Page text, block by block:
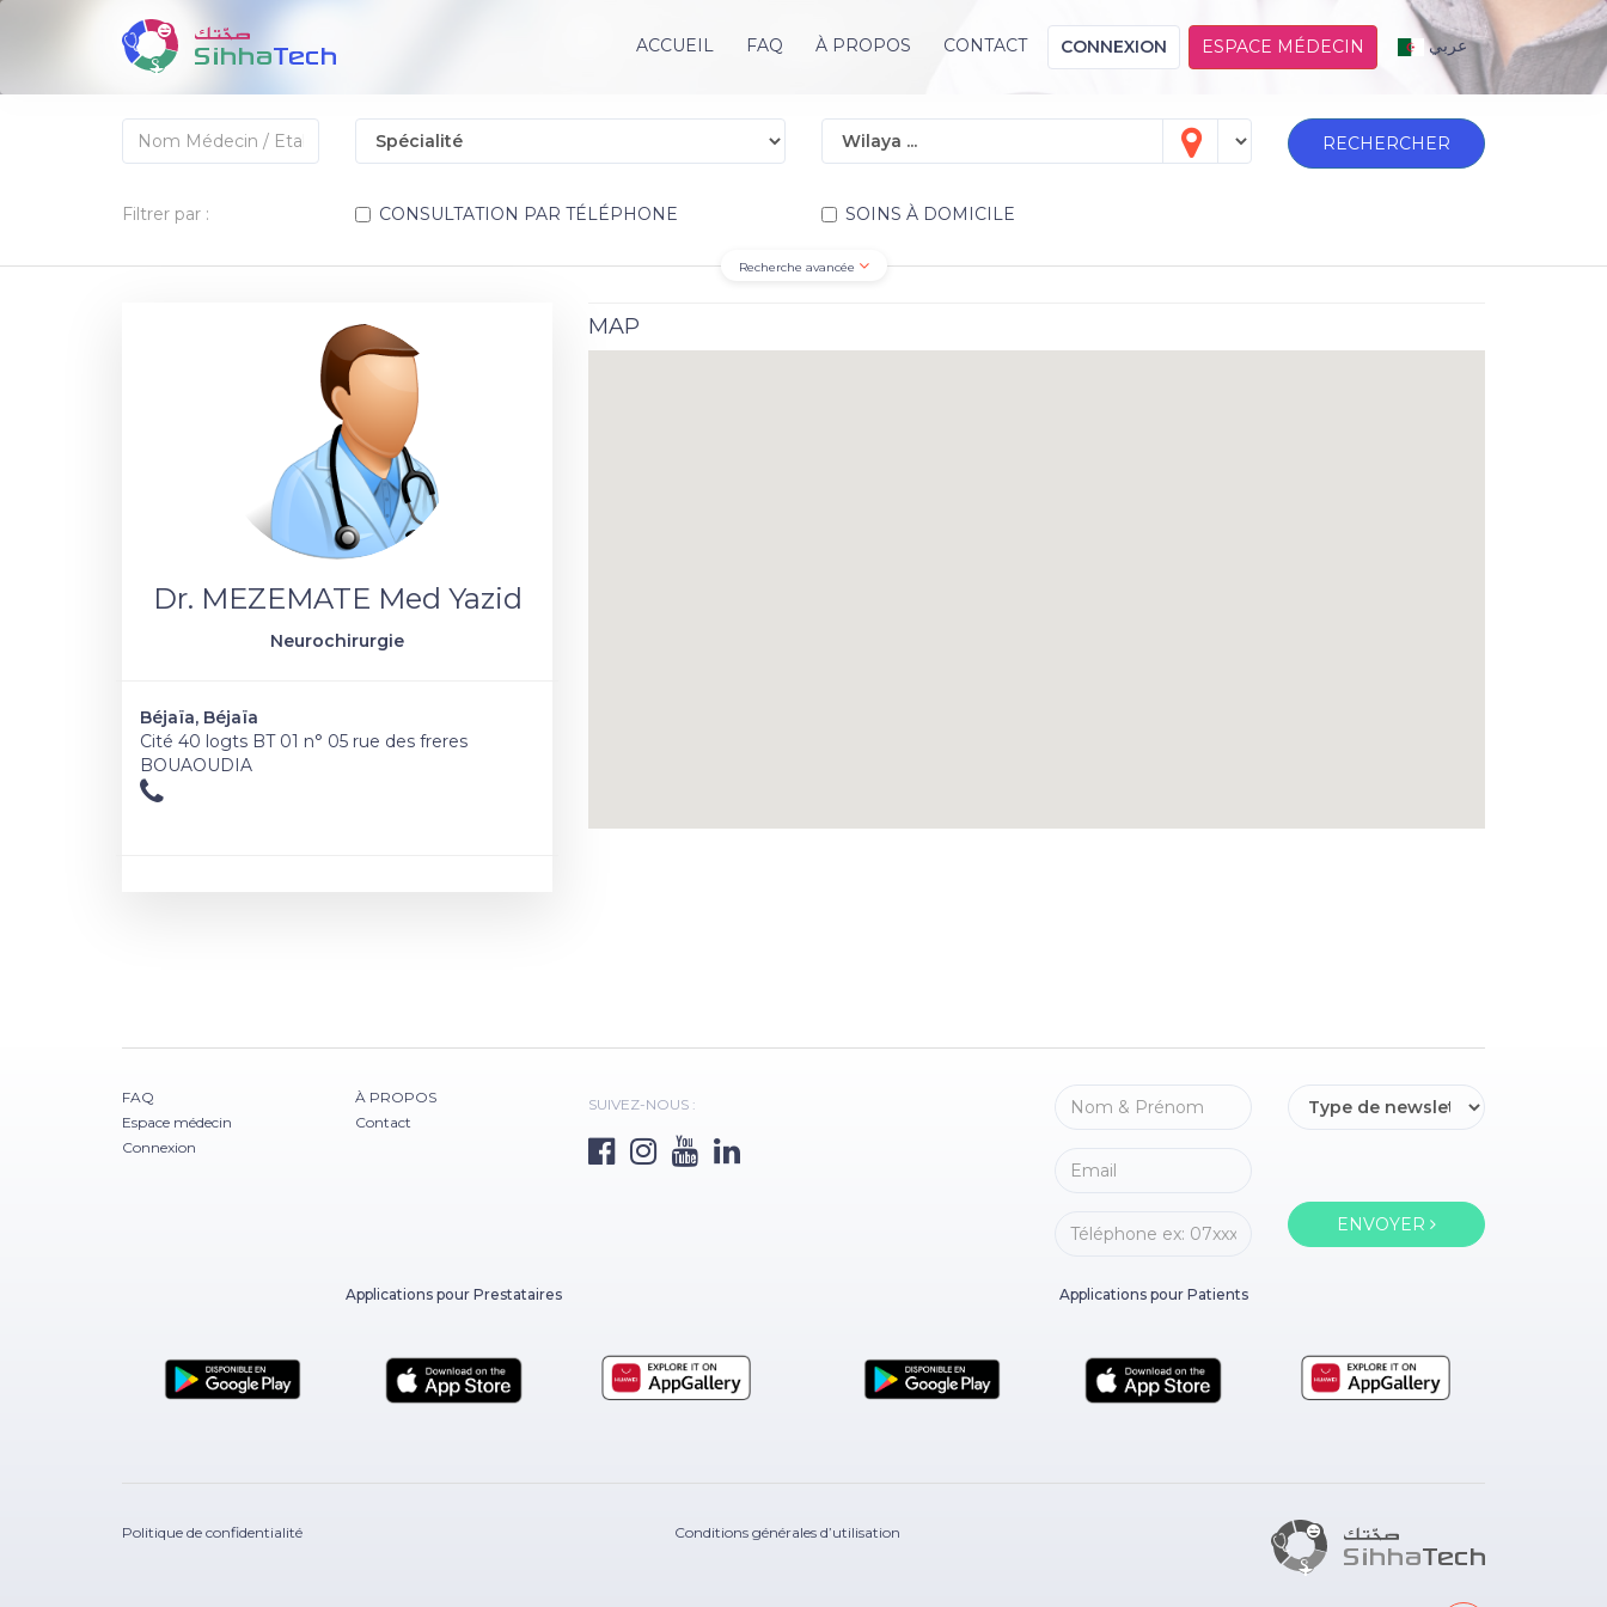
ACCUEIL FAQ À PROPOS CONTACT CONNEXION ESPACE MÉDECIN عربي
RECHERCHER
Filtrer par : CONSULTATION PAR TÉLÉPHONE SOINS À DOMICILE
Recherche avancée
Dr. MEZEMATE Med Yazid
Neurochirurgie
Béjaïa, Béjaïa
Cité 40 logts BT 01 n° 05 rue des freres
BOUAOUDIA
MAP
FAQ
Espace médecin
Connexion
À PROPOS
Contact
SUIVEZ-NOUS :
ENVOYER
Applications pour Prestataires Applications pour Patients
Politique de confidentialité Conditions générales d’utilisation